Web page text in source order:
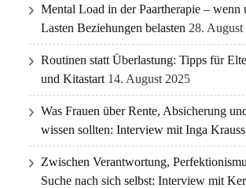
Mental Load in der Paartherapie – wenn
Lasten Beziehungen belasten 28. August
Routinen statt Überlastung: Tipps für
und Kitastart 14. August 2025
Was Frauen über Rente, Absicherung
wissen sollten: Interview mit Inga Krauss
Zwischen Verantwortung,
Suche nach sich selbst: Interview mit